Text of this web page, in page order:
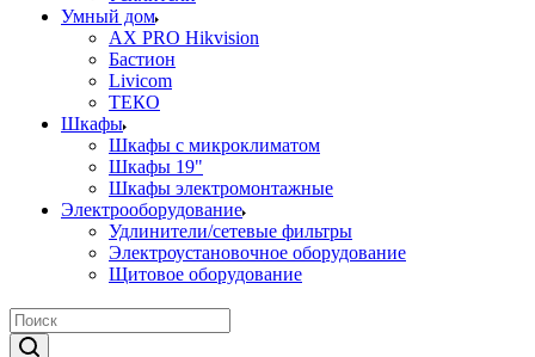
Умный дом
AX PRO Hikvision
Бастион
Livicom
ТЕКО
Шкафы
Шкафы с микроклиматом
Шкафы 19"
Шкафы электромонтажные
Электрооборудование
Удлинители/сетевые фильтры
Электроустановочное оборудование
Щитовое оборудование